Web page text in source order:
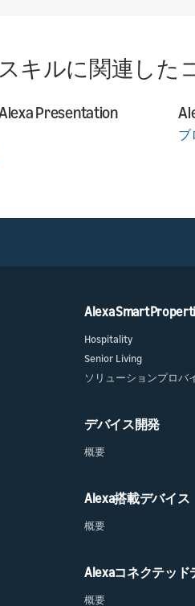
キルに関連した
Presentation
ブ
Alexa Smart
Hospitality
Senior Living
ソリューションプロバ
デバイス開発
概要
Alexa搭載デバイス
概要
Alexaコネクテッド
概要